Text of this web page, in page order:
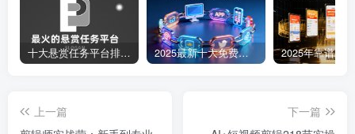
十大悬赏任务平台排行榜（全网最好的悬赏任务平台） 2025最新十大免费网站推广入口大全，推广网站与APP不容错过！
上一篇
下一篇